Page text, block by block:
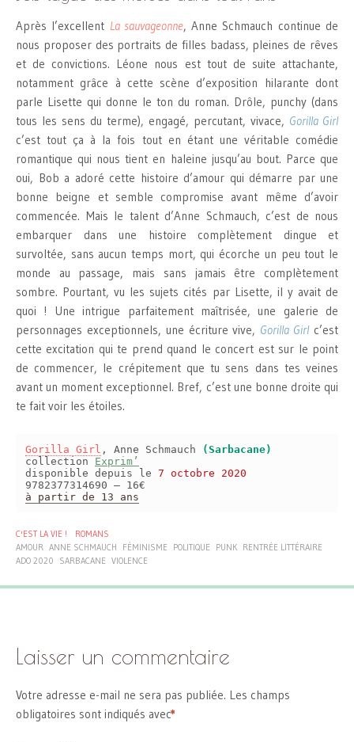
Après l’excellent La sauvageonne, Anne Schmauch continue de
nous proposer des portraits de filles badass, pleines de rêves
et de convictions. Léone nous est tout de suite attachante,
notamment grâce à cette scène d’exposition hilarante dont
parle Lisette qui donne le ton du roman. Drôle, punchy (dans
tous les sens du terme), engagé, percutant, vivace, Gorilla Girl
c’est tout ça à la fois tout en étant une véritable comédie
romantique qui nous tient en haleine jusqu’au bout. Parce que
oui, Bob a adoré cette histoire d’amour qui démarre par une
bonne beigne et semble compromise avant même d’avoir
commencée. Mais le talent d’Anne Schmauch, c’est de nous
embarquer dans une histoire complètement dingue et
survoltée, sans aucun temps mort, qui écorche un peu tout le
monde au passage, mais sans jamais être complètement
sombre. Pourtant, vu les sujets cités par Lisette, il y avait de
quoi ! Une intrigue parfaitement maîtrisée, une galerie de
personnages exceptionnels, une écriture vive, Gorilla Girlc’est
cette excitation qui te prend quand le concert est sur le point
de commencer, le crépitement que tu sens dans tes veines
avant un moment exceptionnel. Bref, c’est une bonne droite qui
te fait voir les étoiles.
Gorilla Girl , Anne Schmauch
(Sarbacane)
collection Exprim’
disponible depuis le 7 octobre 2020
9782377314690 – 16€
à partir de 13 ans
C'EST LA VIE !
ROMANS
AMOUR ANNE SCHMAUCH FÉMINISME POLITIQUE PUNK RENTRÉE LITTÉRAIRE
ADO 2020
SARBACANE VIOLENCE
Laisser un commentaire
Votre adresse e-mail ne sera pas publiée. Les champs
obligatoires sont indiqués avec
*